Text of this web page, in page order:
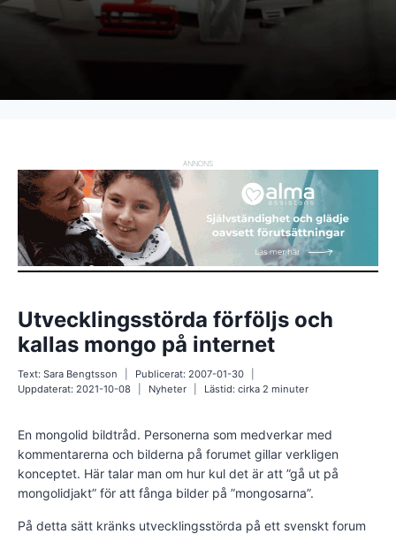
ANNONS
Utvecklingsstörda förföljs och
kallas mongo på internet
Text: Sara Bengtsson Publicerat: 2007-01-30
Uppdaterat: 2021-10-08 Nyheter Lästid: cirka2minuter
En mongolid bildtråd. Personerna som medverkar med
kommentarerna och bilderna på forumet gillar verkligen
konceptet. Här talar man om hur kul det är att ”gå ut på
mongolidjakt” för att fånga bilder på ”mongosarna”.
På detta sätt kränks utvecklingsstörda på ett svenskt forum